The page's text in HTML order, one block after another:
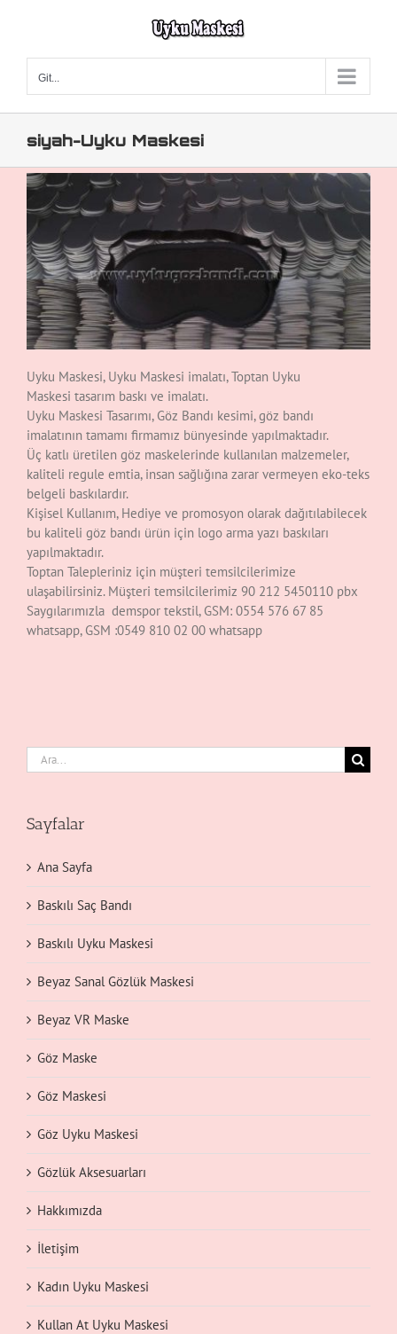
Git...
siyah-Uyku Maskesi
Uyku Maskesi, Uyku Maskesi imalatı, Toptan Uyku
Maskesi tasarım baskı ve imalatı.
Uyku Maskesi Tasarımı, Göz Bandı kesimi, göz bandı
imalatının tamamı firmamız bünyesinde yapılmaktadır.
Üç katlı üretilen göz maskelerinde kullanılan malzemeler,
kaliteli regule emtia, insan sağlığına zarar vermeyen eko-teks
belgeli baskılardır.
Kişisel Kullanım, Hediye ve promosyon olarak dağıtılabilecek
bu kaliteli göz bandı ürün için logo arma yazı baskıları
yapılmaktadır.
Toptan Talepleriniz için müşteri temsilcilerimize
ulaşabilirsiniz. Müşteri temsilcilerimiz 90 212 5450110 pbx
Saygılarımızla demspor tekstil, GSM: 0554 576 67 85
whatsapp, GSM :0549 810 02 00 whatsapp
Ara:
Sayfalar
Ana Sayfa
Baskılı Saç Bandı
Baskılı Uyku Maskesi
Beyaz Sanal Gözlük Maskesi
Beyaz VR Maske
Göz Maske
Göz Maskesi
Göz Uyku Maskesi
Gözlük Aksesuarları
Hakkımızda
İletişim
Kadın Uyku Maskesi
Kullan At Uyku Maskesi